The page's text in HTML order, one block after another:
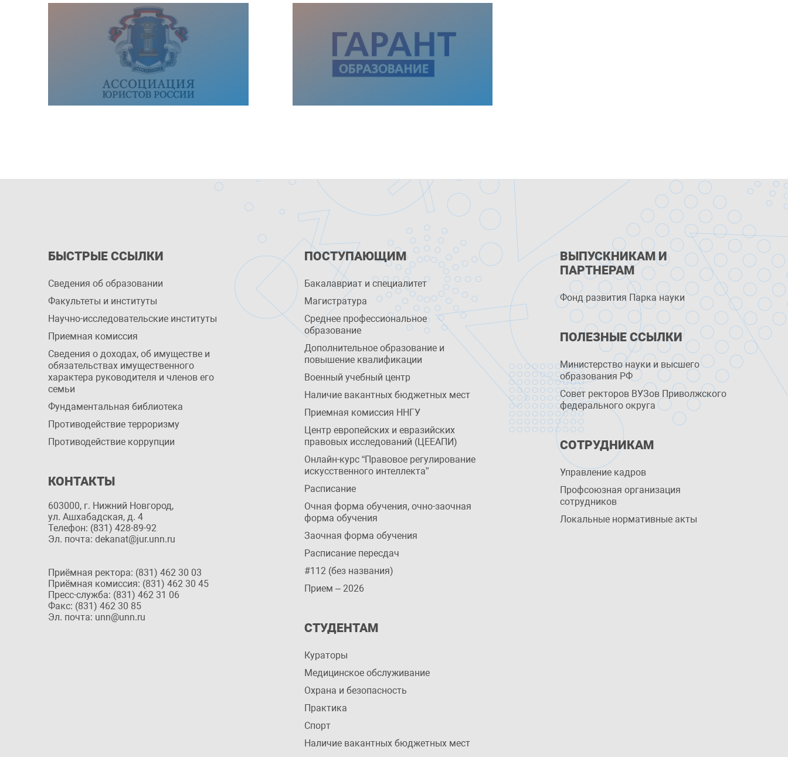
БЫСТРЫЕ ССЫЛКИ
Сведения об образовании
Факультеты и институты
Научно-исследовательские институты
Приемная комиссия
Сведения о доходах, об имуществе и
обязательствах имущественного
характера руководителя и членов его
семьи
Фундаментальная библиотека
Противодействие терроризму
Противодействие коррупции
КОНТАКТЫ
603000, г. Нижний Новгород,
ул. Ашхабадская, д. 4
Телефон: (831) 428-89-92
Эл. почта: dekanat@jur.unn.ru
Приёмная ректора: (831) 462 30 03
Приёмная комиссия: (831) 462 30 45
Пресс-служба: (831) 462 31 06
Факс: (831) 462 30 85
Эл. почта: unn@unn.ru
ПОСТУПАЮЩИМ
Бакалавриат и специалитет
Магистратура
Среднее профессиональное
образование
Дополнительное образование и
повышение квалификации
Военный учебный центр
Наличие вакантных бюджетных мест
Приемная комиссия ННГУ
Центр европейских и евразийских
правовых исследований (ЦЕЕАПИ)
Онлайн-курс “Правовое регулирование
искусственного интеллекта”
Расписание
Очная форма обучения, очно-заочная
форма обучения
Заочная форма обучения
Расписание пересдач
#112 (без названия)
Прием – 2026
СТУДЕНТАМ
Кураторы
Медицинское обслуживание
Охрана и безопасность
Практика
Спорт
Наличие вакантных бюджетных мест
ВЫПУСКНИКАМ И
ПАРТНЕРАМ
Фонд развития Парка науки
ПОЛЕЗНЫЕ ССЫЛКИ
Министерство науки и высшего
образования РФ
Совет ректоров ВУЗов Приволжского
федерального округа
СОТРУДНИКАМ
Управление кадров
Профсоюзная организация
сотрудников
Локальные нормативные акты